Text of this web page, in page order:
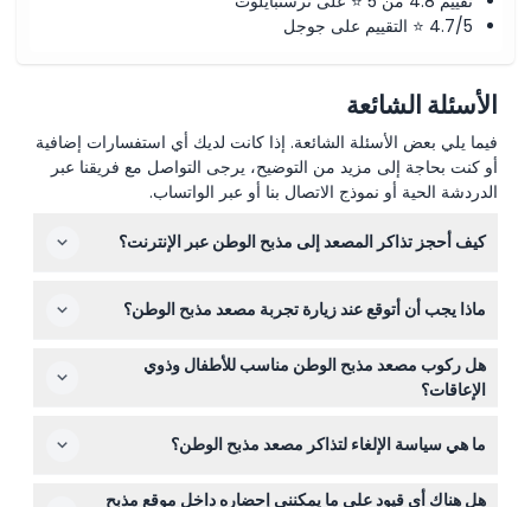
4.7/5 ⭐ التقييم على جوجل
الأسئلة الشائعة
فيما يلي بعض الأسئلة الشائعة. إذا كانت لديك أي استفسارات إضافية
أو كنت بحاجة إلى مزيد من التوضيح، يرجى التواصل مع فريقنا عبر
الدردشة الحية أو نموذج الاتصال بنا أو عبر الواتساب.
كيف أحجز تذاكر المصعد إلى مذبح الوطن عبر الإنترنت؟
شرفة مذبح الوطن مباشرة من خلال هذا الموقع. فقط اختر
ماذا يجب أن أتوقع عند زيارة تجربة مصعد مذبح الوطن؟
في اليوم المحدد، ستصل إلى الشرفات البانورامية عبر مصعد
زجاجي يوفر مناظر خلابة لروما، بما في ذلك الكولوسيوم
والفورم الروماني. تشمل تذكرتك أيضًا دخول متحف
الريسورجيمنتو ومتحف قصر فينيتسيا، بالإضافة إلى دليل صوتي
رقمي.
هل ركوب مصعد مذبح الوطن مناسب للأطفال وذوي
الإعاقات؟
مجانًا ويجب أن يُحتسبوا ضمن عدد الركاب، في حين يمنح
يتطلب الأمر بطاقة هوية للأطفال دون 18 عامًا.
ما هي سياسة الإلغاء لتذاكر مصعد مذبح الوطن؟
التذاكر غير قابلة للاسترداد ولا يمكن إلغاؤها، لذا تأكد من
هل هناك أي قيود على ما يمكنني إحضاره داخل موقع مذبح